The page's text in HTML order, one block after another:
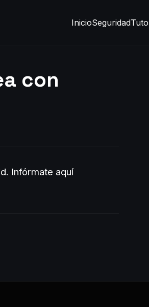
InicioSeguridad
con
Infórmate aquí